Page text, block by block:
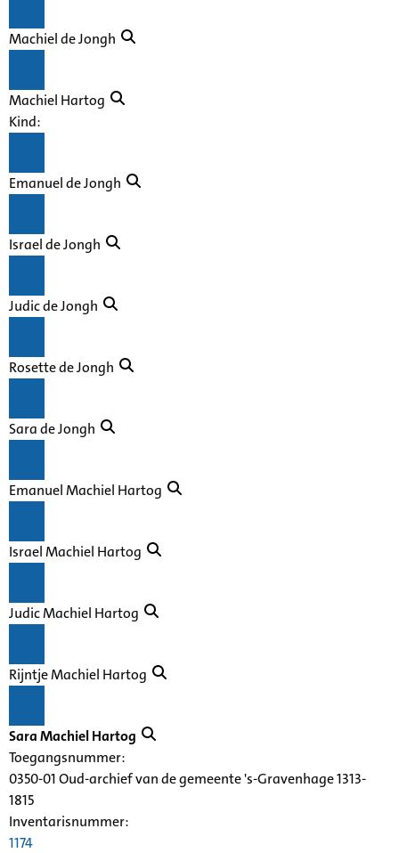
Machiel de Jongh
Machiel Hartog
Kind:
Emanuel de Jongh
Israel de Jongh
Judic de Jongh
Rosette de Jongh
Sara de Jongh
Emanuel Machiel Hartog
Israel Machiel Hartog
Judic Machiel Hartog
Rijntje Machiel Hartog
Sara Machiel Hartog
Toegangsnummer:
0350-01 Oud-archief van de gemeente 's-Gravenhage 1313-
1815
Inventarisnummer:
1174